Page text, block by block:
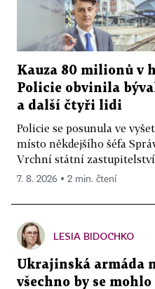
Kauza 80 milionů v
Policie obvinila
a další čtyři lidi
Policie se posunula ve
místo někdejšího šéfa
Vrchní státní zastupitelství
7. 8. 2026 ▪ 2 min. čtení
LESIA BIDOCHKO
Ukrajinská armáda
všechno by se